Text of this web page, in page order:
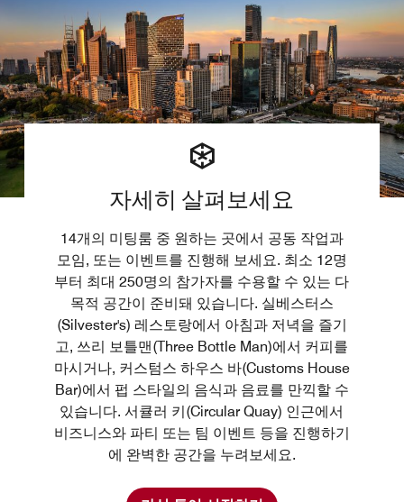
자세히 살펴보세요
14개의 미팅룸 중 원하는 곳에서 공동 작업과
모임, 또는 이벤트를 진행해 보세요. 최소 12명
부터 최대 250명의 참가자를 수용할 수 있는 다
목적 공간이 준비돼 있습니다. 실베스터스
(Silvester's) 레스토랑에서 아침과 저녁을 즐기
고, 쓰리 보틀맨(Three Bottle Man)에서 커피를
마시거나, 커스텀스 하우스 바(Customs House
Bar)에서 펍 스타일의 음식과 음료를 만끽할 수
있습니다. 서큘러 키(Circular Quay) 인근에서
비즈니스와 파티 또는 팀 이벤트 등을 진행하기
에 완벽한 공간을 누려보세요.